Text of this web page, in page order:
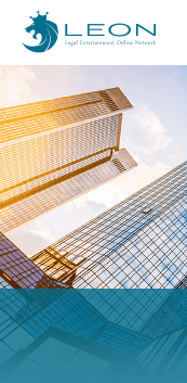
費用について
Q&A
お問合せ
メディア関係者の方へ
採用